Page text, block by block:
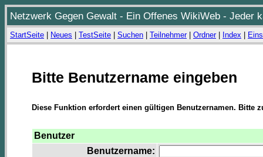
Netzwerk Gegen Gewalt - Ein Offenes WikiWeb - Jeder
StartSeite Neues TestSeite Suchen Teilnehmer| Ordner| Index
Bitte Benutzername eingeben
Diese Funktion erfordert einen gültigen Benutzernamen. Bitte
Benutzer
Benutzername: